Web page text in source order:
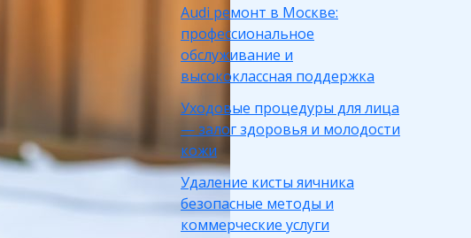
Audi ремонт в Москве:
профессиональное
обслуживание и
высококлассная поддержка
Уходовые процедуры для лица
— залог здоровья и молодости
кожи
Удаление кисты яичника
безопасные методы и
коммерческие услуги